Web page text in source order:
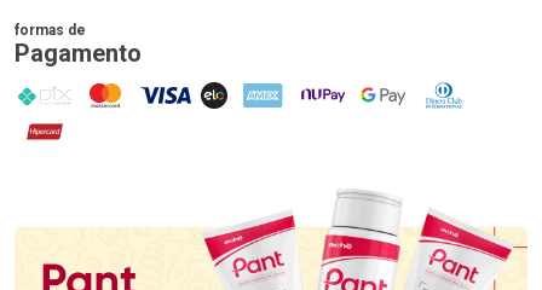
formas de
Pagamento
PIX MasterCard
VISA ELO AMEX NuPay Google PayDiners Club
Hipercard
Promoção em Destaque